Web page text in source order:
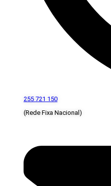
255 721 150
(Rede Fixa Nacional)